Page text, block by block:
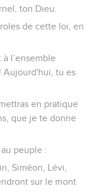
ton Dieu.
de cette loi, en
l’ensemble
Aujourd'hui, tu es
en pratique
que je te donne
peuple :
Siméon, Lévi,
sur le mont